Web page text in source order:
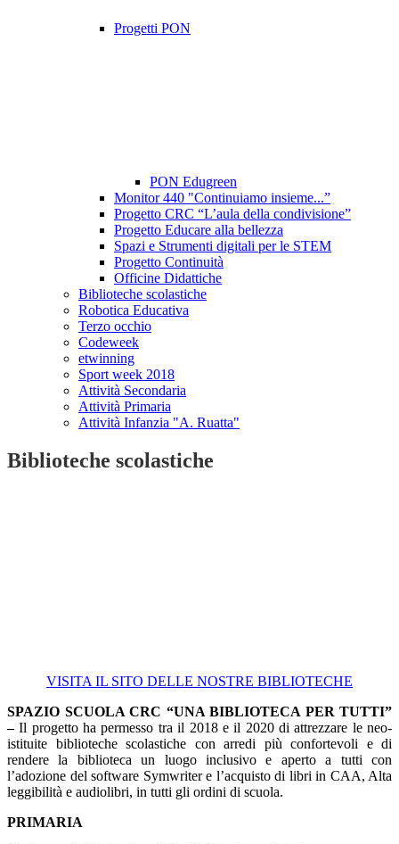
Progetti PON
PON Edugreen
Monitor 440 "Continuiamo insieme...”
Progetto CRC “L’aula della condivisione”
Progetto Educare alla bellezza
Spazi e Strumenti digitali per le STEM
Progetto Continuità
Officine Didattiche
Biblioteche scolastiche
Robotica Educativa
Terzo occhio
Codeweek
etwinning
Sport week 2018
Attività Secondaria
Attività Primaria
Attività Infanzia "A. Ruatta"
Biblioteche scolastiche
VISITA IL SITO DELLE NOSTRE BIBLIOTECHE
SPAZIO SCUOLA CRC “UNA BIBLIOTECA PER TUTTI”
–Il progetto ha permesso tra il 2018 e il 2020 di attrezzare le neo-
istituite biblioteche scolastiche con arredi più confortevoli e di
rendere la biblioteca un luogo inclusivo e aperto a tutti con
l’adozione del software Symwriter e l’acquisto di libri in CAA, Alta
leggibilità e audiolibri, in tutti gli ordini di scuola.
PRIMARIA